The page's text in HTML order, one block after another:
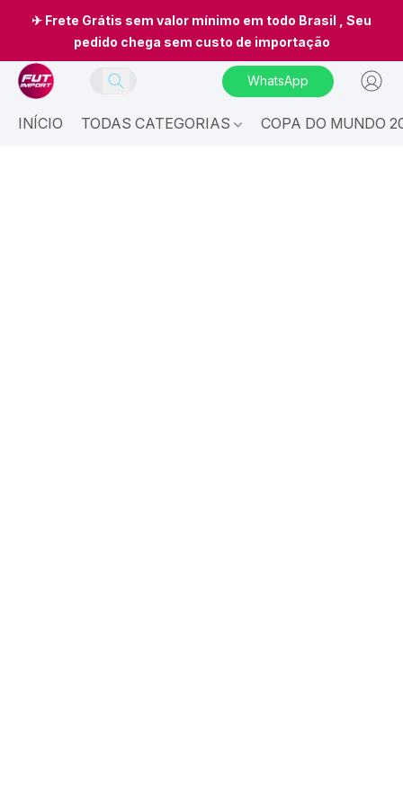
✈ Frete Grátis sem valor mínimo em todo Brasil , Seu
pedido chega sem custo de importação
WhatsApp
INÍCIO TODAS CATEGORIAS COPA DO MUNDO